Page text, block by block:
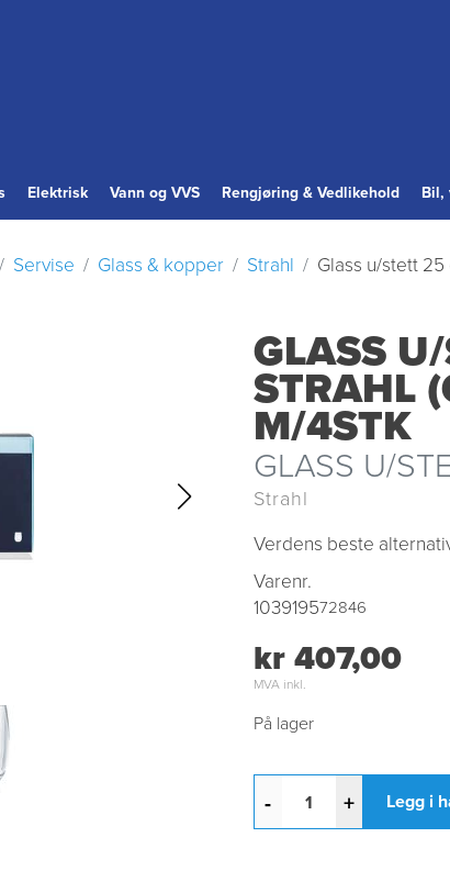
Elektrisk Vann og VVS Rengjøring & Vedlikehold Bil,
Servise Glass & kopper Strahl Glass u/stett
GLASS
STRAHL
M/4STK
GLASS U/
Strahl
Verdens beste
Varenr.
103919572846
kr 407,00
MVA inkl.
På lager
- + Legg i